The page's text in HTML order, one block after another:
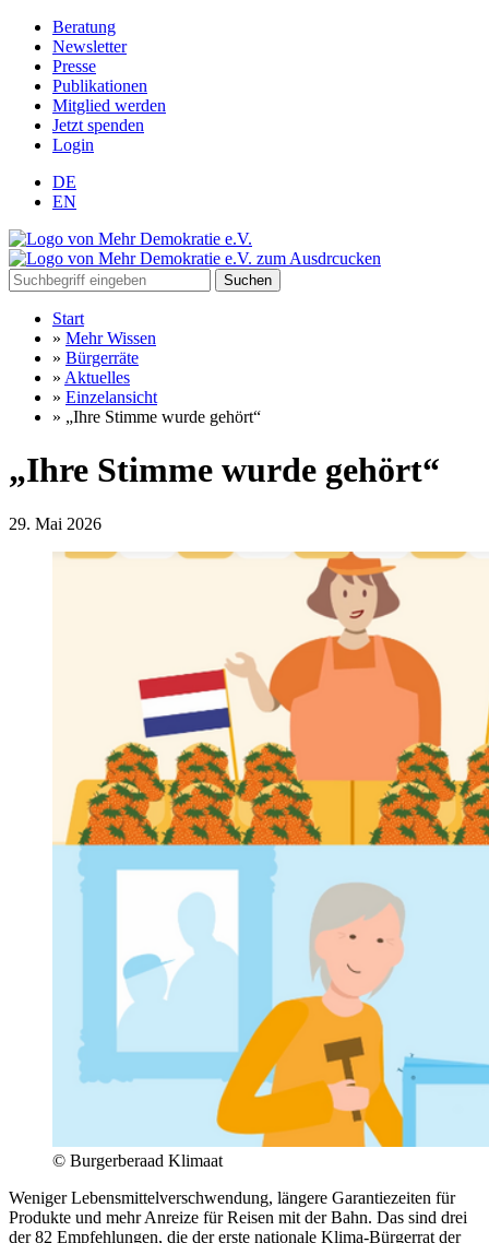
Beratung
Newsletter
Presse
Publikationen
Mitglied werden
Jetzt spenden
Login
DE
EN
Suchen
Start
» Mehr Wissen
» Bürgerräte
» Aktuelles
» Einzelansicht
» „Ihre Stimme wurde gehört“
„Ihre Stimme wurde gehört“
29. Mai 2026
© Burgerberaad Klimaat
Weniger Lebensmittelverschwendung, längere Garantiezeiten für
Produkte und mehr Anreize für Reisen mit der Bahn. Das sind drei
der 82 Empfehlungen, die der erste nationale Klima-Bürgerrat der